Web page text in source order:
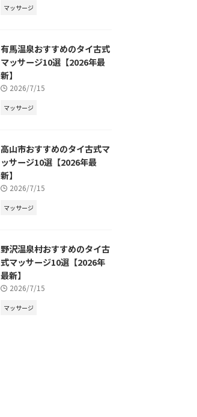
マッサージ
有馬温泉おすすめのタイ古式
マッサージ10選【2026年最
新】
2026/7/15
マッサージ
高山市おすすめのタイ古式マ
ッサージ10選【2026年最
新】
2026/7/15
マッサージ
野沢温泉村おすすめのタイ古
式マッサージ10選【2026年
最新】
2026/7/15
マッサージ